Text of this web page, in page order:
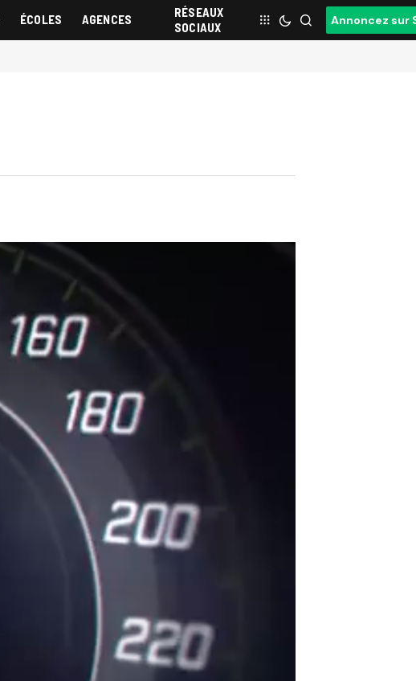
ÉCOLES AGENCES
RÉSEAUX
SOCIAUX
Annoncez sur